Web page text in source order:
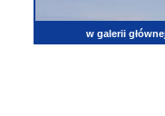
w galerii